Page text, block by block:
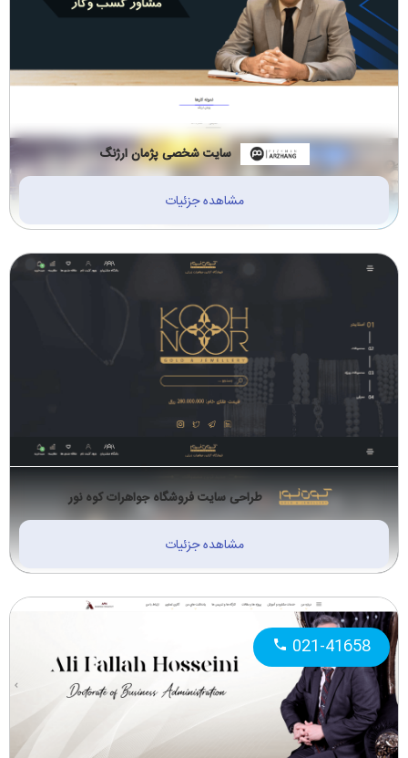
سایت شخصی پژمان ارژنگ
مشاهده جزئیات
طراحی سایت فروشگاه جواهرات کوه نور
مشاهده جزئیات
021-41658